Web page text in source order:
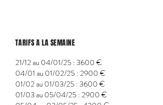
TARIFS A LA SEMAINE
21/12 au 04/01/25 : 3600 €
04/01 au 01/02/25 : 2900 €
01/02 au 01/03/25 : 3600 €
01/03 au 05/04/25 : 2900 €